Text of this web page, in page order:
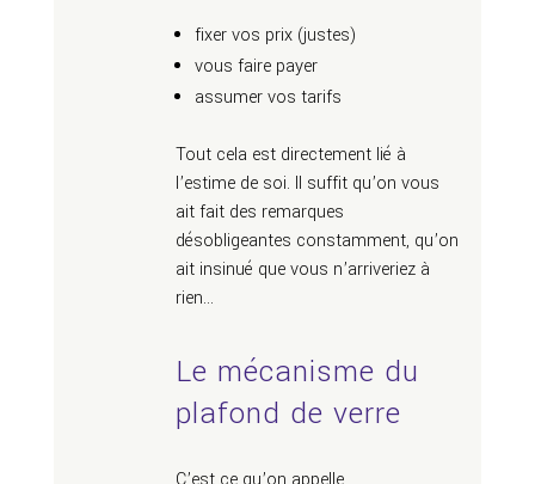
fixer vos prix (justes)
vous faire payer
assumer vos tarifs
Tout cela est directement lié à
l’estime de soi. Il suffit qu’on vous
ait fait des remarques
désobligeantes constamment, qu’on
ait insinué que vous n’arriveriez à
rien…
Le mécanisme du
plafond de verre